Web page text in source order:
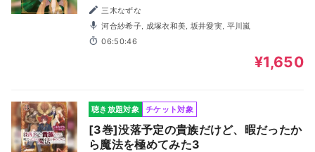
三木なずな
河合紗希子, 成塚衣和美, 坂井愛実, 平川嵐
06:50:46
¥1,650
聴き放題対象 チケット対象
[3巻]没落予定の貴族だけど、暇だったか
ら魔法を極めてみた3